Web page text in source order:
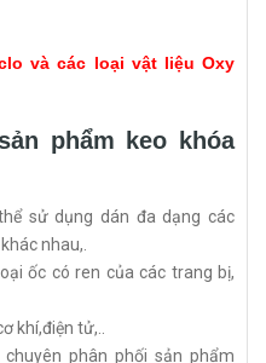
và các loại vật liệu Oxy
phẩm keo khóa
sử dụng dán đa dạng các
nhau,.
ốc có ren của các trang bị,
khí,điện tử,..
phân phối sản phẩm